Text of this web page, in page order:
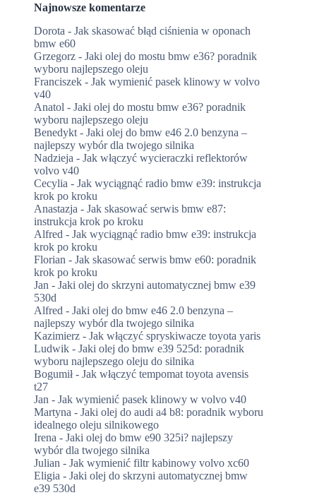
Najnowsze komentarze
Dorota -Jak skasować błąd ciśnienia w oponach
bmw e60
Grzegorz -Jaki olej do mostu bmw e36? poradnik
wyboru najlepszego oleju
Franciszek -Jak wymienić pasek klinowy w volvo
v40
Anatol -Jaki olej do mostu bmw e36? poradnik
wyboru najlepszego oleju
Benedykt -Jaki olej do bmw e46 2.0 benzyna –
najlepszy wybór dla twojego silnika
Nadzieja -Jak włączyć wycieraczki reflektorów
volvo v40
Cecylia -Jak wyciągnąć radio bmw e39: instrukcja
krok po kroku
Anastazja -Jak skasować serwis bmw e87:
instrukcja krok po kroku
Alfred -Jak wyciągnąć radio bmw e39: instrukcja
krok po kroku
Florian -Jak skasować serwis bmw e60: poradnik
krok po kroku
Jan -Jaki olej do skrzyni automatycznej bmw e39
530d
Alfred -Jaki olej do bmw e46 2.0 benzyna –
najlepszy wybór dla twojego silnika
Kazimierz -Jak włączyć spryskiwacze toyota yaris
Ludwik -Jaki olej do bmw e39 525d: poradnik
wyboru najlepszego oleju do silnika
Bogumił-Jak włączyć tempomat toyota avensis
t27
Jan -Jak wymienić pasek klinowy w volvo v40
Martyna -Jaki olej do audi a4 b8: poradnik wyboru
idealnego oleju silnikowego
Irena -Jaki olej do bmw e90 325i? najlepszy
wybór dla twojego silnika
Julian -Jak wymienić filtr kabinowy volvo xc60
Eligia -Jaki olej do skrzyni automatycznej bmw
e39 530d